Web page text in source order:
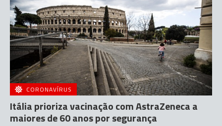
CORONAVÍRUS
Itália prioriza vacinação com AstraZeneca a
maiores de 60 anos por segurança